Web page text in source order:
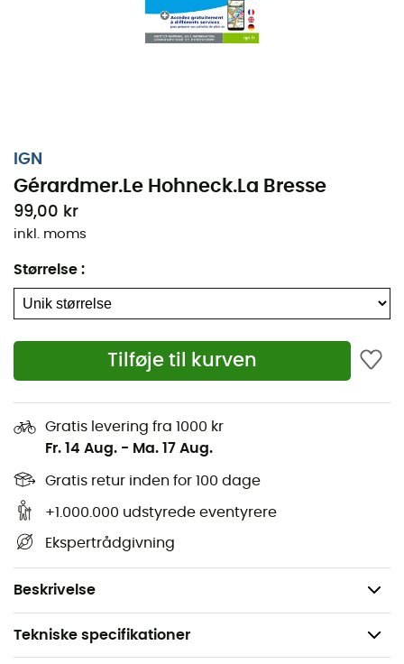
IGN
Gérardmer.Le Hohneck.La Bresse
99,00 kr
inkl. moms
Størrelse :
Tilføje til kurven
Gratis levering fra 1000 kr
Fr. 14 Aug. - Ma. 17 Aug.
Gratis retur inden for 100 dage
+1.000.000 udstyrede eventyrere
Ekspertrådgivning
Beskrivelse
Uanset om det er for et par kilometer eller en lang
eventyr. Med stor præcision indeholder dette IGN-kort
(målestok 1:25.000) alle de nødvendige detaljer for at
bevæge sig på stier og veje i Gérardmer.Le Hohneck.La
Bresse og opdage dets mange rigdomme: terræn,
vandløb, refugier og andre bemærkelsesværdige
steder... Ud over din retningssans er dette IGN-
vandrekort efter vores mening derfor uundværligt i din
taske og i dine hænder!
Tekniske specifikationer